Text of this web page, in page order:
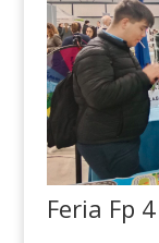
Feria Fp 4